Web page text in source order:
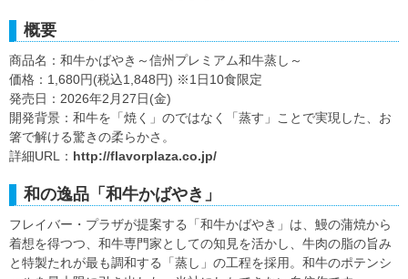
概要
商品名：和牛かばやき～信州プレミアム和牛蒸し～
価格：1,680円(税込1,848円) ※1日10食限定
発売日：2026年2月27日(金)
開発背景：和牛を「焼く」のではなく「蒸す」ことで実現した、お
箸で解ける驚きの柔らかさ。
詳細URL： http://flavorplaza.co.jp/
和の逸品「和牛かばやき」
フレイバー・プラザが提案する「和牛かばやき」は、鰻の蒲焼から
着想を得つつ、和牛専門家としての知見を活かし、牛肉の脂の旨み
と特製たれが最も調和する「蒸し」の工程を採用。和牛のポテンシ